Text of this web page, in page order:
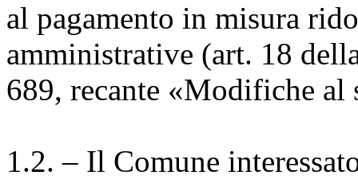
al pagamento in misura
amministrative (art. 18
689, recante «Modifiche al
1.2. – Il Comune